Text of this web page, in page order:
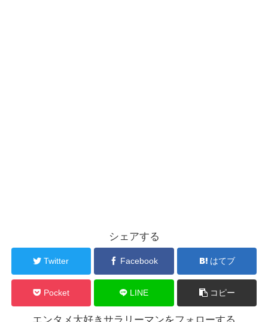
シェアする
Twitter Facebook はてブ
Pocket LINE コピー